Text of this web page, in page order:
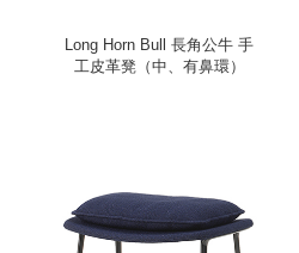
Long Horn Bull 長角公牛 手
工皮革凳（中、有鼻環）